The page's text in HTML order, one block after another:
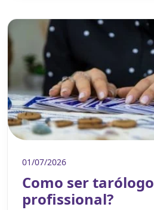
01/07/2026
Como ser tarólogo
profissional?